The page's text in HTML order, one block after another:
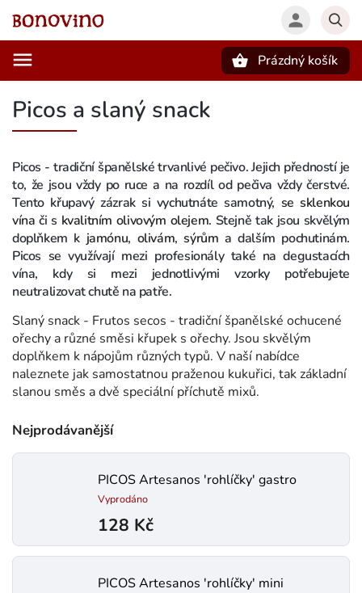
Prázdný košík
Picos a slaný snack
Picos - tradiční španělské trvanlivé pečivo. Jejich předností je
to, že jsou vždy po ruce a na rozdíl od pečiva vždy čerstvé.
Tento křupavý zázrak si vychutnáte samotný, se sklenkou
vína či s kvalitním olivovým olejem. Stejně tak jsou skvělým
doplňkem k jamónu, olivám,sýrům a dalším pochutinám.
Picos se využívají mezi profesionály také na degustacích
vína, kdy si mezi jednotlivými vzorky potřebujete
neutralizovat chutě na patře.
Slaný snack - Frutos secos - tradiční španělské ochucené
ořechy a různé směsi křupek s ořechy. Jsou skvělým
doplňkem k nápojům různých typů. V naší nabídce
naleznete jak samostatnou praženou kukuřici, tak základní
slanou směs a dvě speciální příchutě mixů.
Nejprodávanější
PICOS Artesanos 'rohlíčky' gastro
Vyprodáno
128 Kč
PICOS Artesanos 'rohlíčky' mini